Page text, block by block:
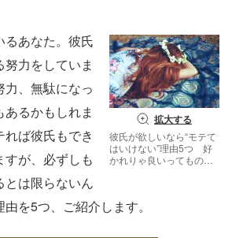
拡大する
彼氏が欲しいなら“モテて
はいけない”理由5つ 好
かれりゃ良いってものじ
るあなた。彼氏
力をしていま
、無駄になっ
るかもしれま
ば彼氏もでき
が、必ずしも
とは限らないん
を5つ、ご紹介します。